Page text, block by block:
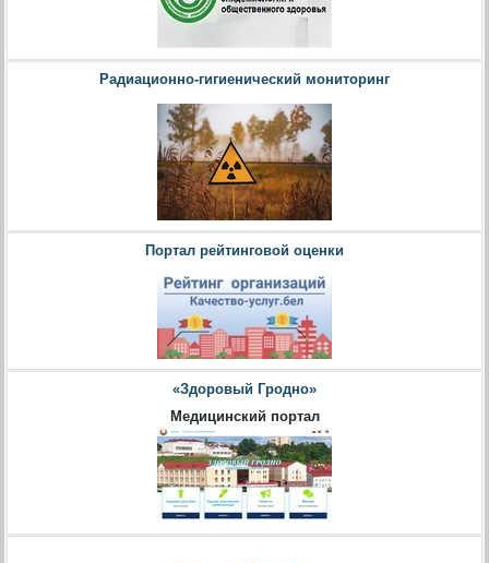
Радиационно-гигиенический мониторинг
Портал рейтинговой оценки
«Здоровый Гродно»
Медицинский портал